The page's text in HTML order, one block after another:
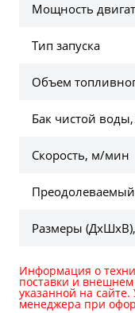
Мощность
Тип запуска
Объем
Бак чистой
Скорость, м/мин
Размеры
Информация о
поставки и
указанной на
менеджера при